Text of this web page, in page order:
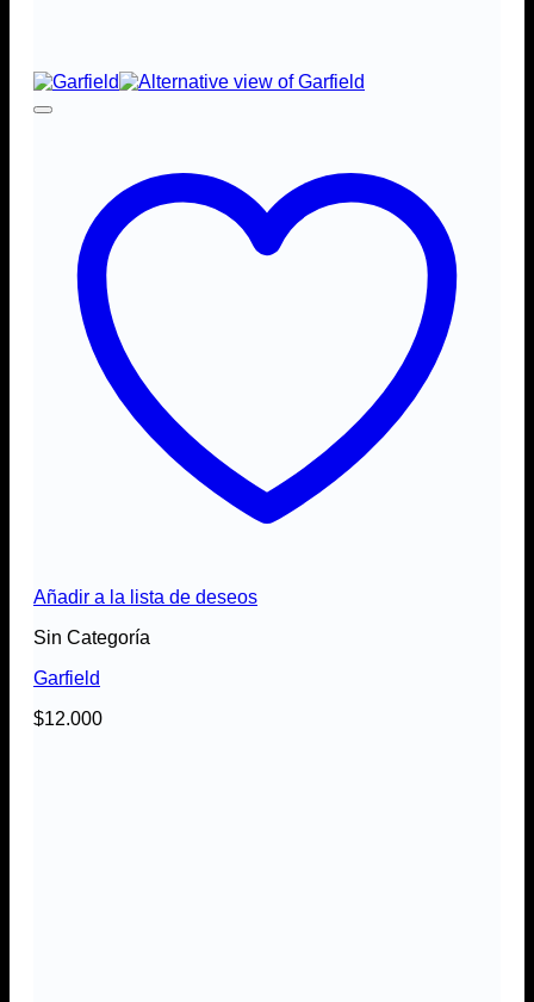
Añadir a la lista de deseos
Sin Categoría
Garfield
$12.000